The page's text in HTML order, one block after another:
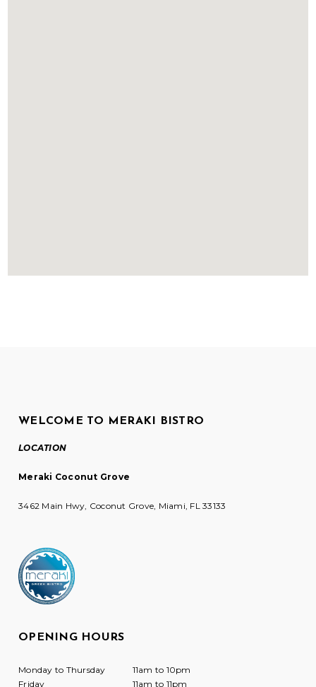
WELCOME TO MERAKI BISTRO
LOCATION
Meraki Coconut Grove
3462 Main Hwy, Coconut Grove, Miami, FL 33133
OPENING HOURS
Monday to Thursday
11am to 10pm
Friday
11am to 11pm